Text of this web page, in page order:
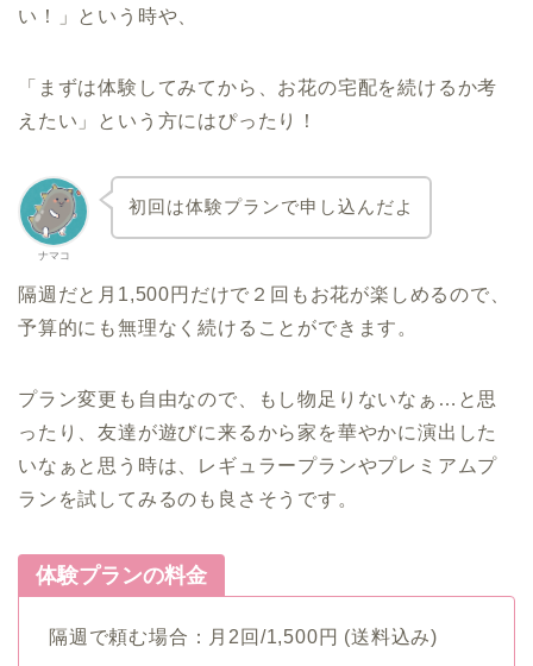
い！」という時や、
「まずは体験してみてから、お花の宅配を続けるか考
えたい」という方にはぴったり！
ナマコ
初回は体験プランで申し込んだよ
隔週だと月1,500円だけで２回もお花が楽しめるので、
予算的にも無理なく続けることができます。
プラン変更も自由なので、もし物足りないなぁ…と思
ったり、友達が遊びに来るから家を華やかに演出した
いなぁと思う時は、レギュラープランやプレミアムプ
ランを試してみるのも良さそうです。
体験プランの料金
隔週で頼む場合：月2回/1,500円 (送料込み)